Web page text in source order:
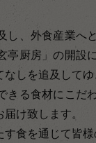
し、外食産業へ
亭厨房」の開設
しを追及してゆ
きる食材にこだ
け致します。
食を通じて皆